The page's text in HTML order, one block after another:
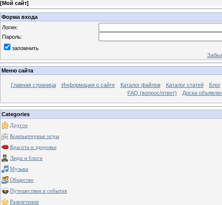
[Мой сайт]
Форма входа
Логин:
Пароль:
запомнить
Меню сайта
Главная страница Информация о сайте Каталог файлов Каталог статей
Блог
FAQ (вопрос/ответ)
Доска
Categories
Другое
Компьютерные игры
Красота и здоровье
Люди и блоги
Музыка
Общество
Путешествия и события
Развлечения